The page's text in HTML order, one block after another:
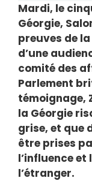
Mardi, le
Géorgie,
preuves de
d’une
comité des
Parlement
témoignage,
la Géorgie
grise, et que
être prises
l’influence
l’étranger.